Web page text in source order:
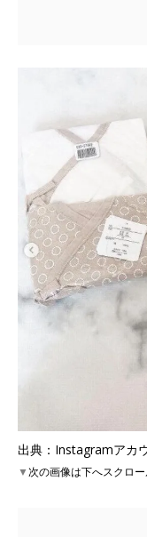
出典：Instagramアカ
▼次の画像は下へスクロ